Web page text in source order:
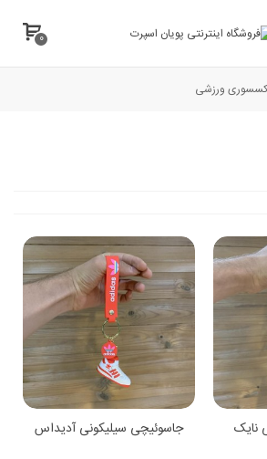
0
ورزشی
نایک جاسوئیچی سیلیکونی آدیداس